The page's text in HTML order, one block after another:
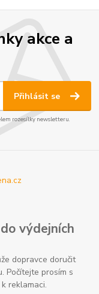
akce a
Přihlásit se
rozesílky newsletteru.
výdejních
dopravce doručit
Počítejte prosím s
reklamaci.